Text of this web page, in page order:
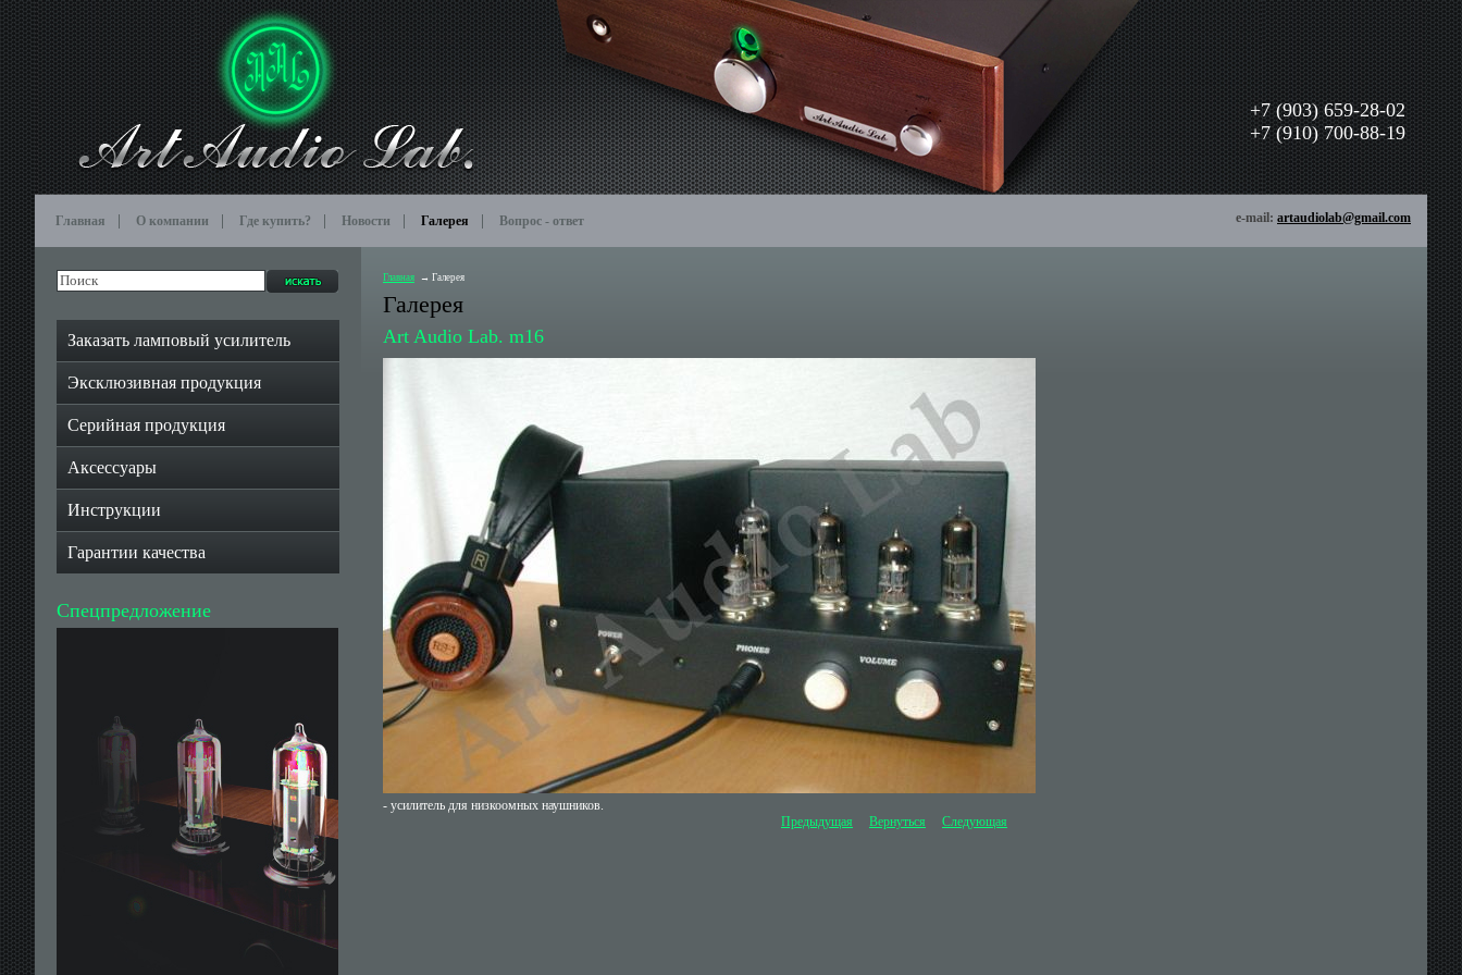
+7 (903) 659-28-02
+7 (910) 700-88-19
Главная О компании Где купить? Новости Галерея Вопрос - ответ e-mail: artaudiolab@gmail.com
Главная Галерея
Галерея
Art Audio Lab. m16
- усилитель для низкоомных наушников.
Предыдущая
Вернуться Следующая
Заказать ламповый усилитель
Эксклюзивная продукция
Серийная продукция
Аксессуары
Инструкции
Гарантии качества
Спецпредложение